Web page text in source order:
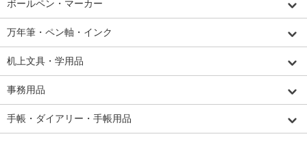
ボールペン・マーカー
万年筆・ペン軸・インク
机上文具・学用品
事務用品
手帳・ダイアリー・手帳用品